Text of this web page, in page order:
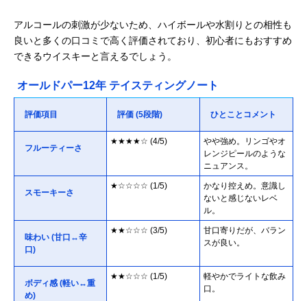
アルコールの刺激が少ないため、ハイボールや水割りとの相性も
良いと多くの口コミで高く評価されており、初心者にもおすすめ
できるウイスキーと言えるでしょう。
オールドパー12年 テイスティングノート
評価項目 評価 (5段階) ひとことコメント
フルーティーさ
★★★★☆ (4/5)
やや強め。リンゴやオ
レンジピールのような
ニュアンス。
スモーキーさ
★☆☆☆☆ (1/5)
かなり控えめ。意識し
ないと感じないレベ
ル。
味わい (甘口↔辛
口)
★★☆☆☆ (3/5)
甘口寄りだが、バラン
スが良い。
ボディ感 (軽い↔重
め)
★★☆☆☆ (1/5)
軽やかでライトな飲み
口。